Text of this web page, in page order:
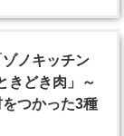
ノキッチン
きどき肉」～
つかった3種